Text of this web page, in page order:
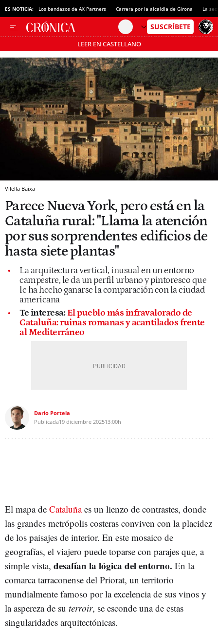
ES NOTICIA: Los bandazos de AX Partners Carrera por la alcaldía de Girona La
LEER EN CASTELLANO
Pásate al MODO AHORRO
Vilella Baixa
Parece Nueva York, pero está en la
Cataluña rural: "Llama la atención
por sus sorprendentes edificios de
hasta siete plantas"
La arquitectura vertical, inusual en un entorno
campestre, le da un perfil urbano y pintoresco que
le ha hecho ganarse la comparación con la ciudad
americana
Te interesa:El pueblo más infravalorado de
Cataluña: ruinas romanas y acantilados frente
al Mediterráneo
Darío Portela
Publicada19 diciembre 202513:00h
El mapa de Cataluñaes un lienzo de contrastes, donde
las grandes metrópolis costeras conviven con la placidez
de los paisajes de interior. En este mosaico de
geografías, el viajero puede toparse con parajes que, a
simple vista, desafían la lógica del entorno. En la
comarca tarraconense del Priorat, un territorio
mundialmente famoso por la excelencia de sus vinos y
la aspereza de su terroir, se esconde una de estas
singularidades arquitectónicas.